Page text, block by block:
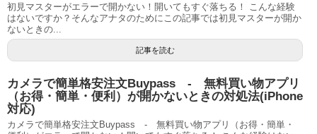
初見マスターがエラーで開かない！開いてもすぐ落ちる！ こんな経験
はないですか？そんなアナタのためにこの記事では初見マスターが開か
ないときの...
記事を読む
カメラで簡単格安注文Buypass - 無料買い物アプリ
（お得・簡単・便利）が開かないときの対処法(iPhone
対応)
カメラで簡単格安注文Buypass - 無料買い物アプリ（お得・簡単・